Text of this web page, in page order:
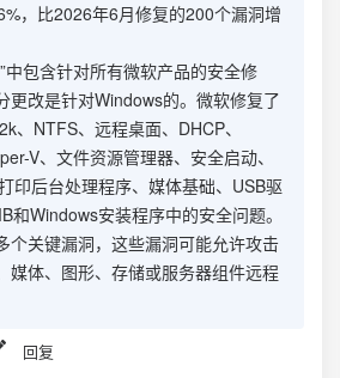
，比2026年6月修复的200个漏洞增
中包含针对所有微软产品的安全修
更改是针对Windows的。微软修复了
、NTFS、远程桌面、DHCP、
V、文件资源管理器、安全启动、
印后台处理程序、媒体基础、USB驱
和Windows安装程序中的安全问题。
个关键漏洞，这些漏洞可能允许攻击
媒体、图形、存储或服务器组件远程
回复